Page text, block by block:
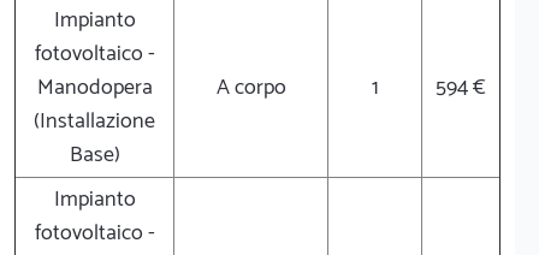
Impianto
fotovoltaico -
Manodopera
(Installazione
Base)
A corpo 1 594 €
Impianto
fotovoltaico -